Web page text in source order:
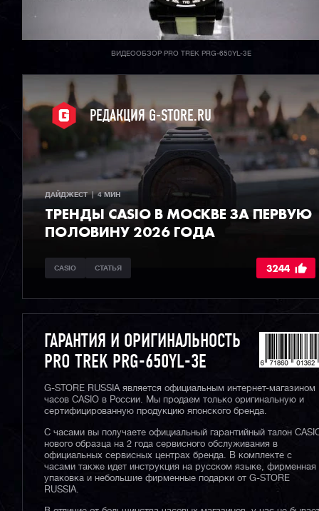
ВИДЕООБЗОР PRO TREK PRG-650YL-3E
РЕДАКЦИЯ G-STORE.RU
ДАЙДЖЕСТ  |  4 МИН
ТРЕНДЫ CASIO В МОСКВЕ ЗА ПЕРВУЮ
ПОЛОВИНУ 2026 ГОДА
CASIO СТАТЬЯ 3244
ГАРАНТИЯ И ОРИГИНАЛЬНОСТЬ
PRO TREK PRG-650YL-3E
G-STORE RUSSIA является официальным интернет-магазином
часов CASIO в России. Мы продаем только оригинальную и
сертифицированную продукцию японского бренда.
С часами вы получаете официальный гарантийный талон
нового образца на 2 года сервисного обслуживания в
официальных сервисных центрах бренда. В комплекте с
часами также идет инструкция на русском языке, фирменная
упаковка и небольшие фирменные подарки от G-STORE
RUSSIA.